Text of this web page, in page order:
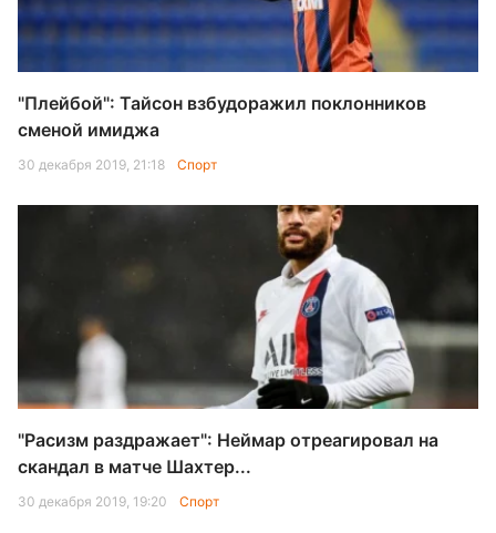
"Плейбой": Тайсон взбудоражил поклонников
сменой имиджа
30 декабря 2019, 21:18 Спорт
"Расизм раздражает": Неймар отреагировал на
скандал в матче Шахтер...
30 декабря 2019, 19:20 Спорт